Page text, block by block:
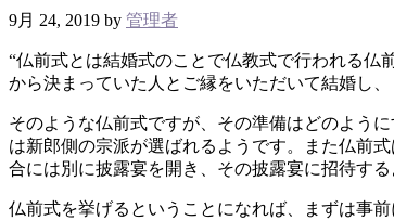
9月 24, 2019 by 管理者
“仏前式とは結婚式のことで仏教式で行われる
から決まっていた人とご縁をいただいて結婚し
そのような仏前式ですが、その準備はどのよう
は新郎側の宗派が選ばれるようです。また仏前
合には別に披露宴を開き、その披露宴に招待する
仏前式を挙げるということになれば、まずは事